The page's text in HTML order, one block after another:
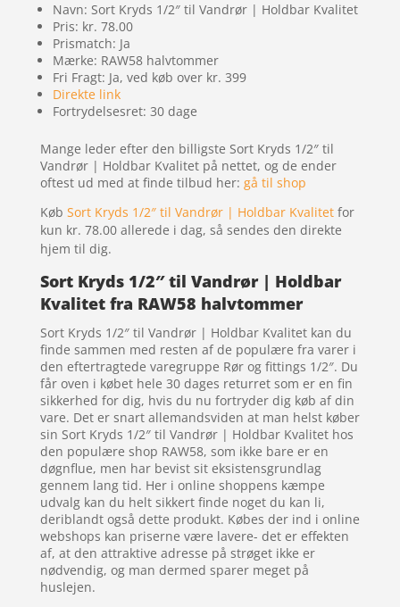
Navn: Sort Kryds 1/2″ til Vandrør | Holdbar Kvalitet
Pris: kr. 78.00
Prismatch: Ja
Mærke: RAW58 halvtommer
Fri Fragt: Ja, ved køb over kr. 399
Direkte link
Fortrydelsesret: 30 dage
Mange leder efter den billigste Sort Kryds 1/2″ til
Vandrør | Holdbar Kvalitet på nettet, og de ender
oftest ud med at finde tilbud her: gå til shop
Køb Sort Kryds 1/2″ til Vandrør | Holdbar Kvalitetfor
kun kr. 78.00 allerede i dag, så sendes den direkte
hjem til dig.
Sort Kryds 1/2″ til Vandrør | Holdbar
Kvalitet fra RAW58 halvtommer
Sort Kryds 1/2″ til Vandrør | Holdbar Kvalitet kan du
finde sammen med resten af de populære fra varer i
den eftertragtede varegruppe Rør og fittings 1/2″. Du
får oven i købet hele 30 dages returret som er en fin
sikkerhed for dig, hvis du nu fortryder dig køb af din
vare. Det er snart allemandsviden at man helst køber
sin Sort Kryds 1/2″ til Vandrør | Holdbar Kvalitet hos
den populære shop RAW58, som ikke bare er en
døgnflue, men har bevist sit eksistensgrundlag
gennem lang tid. Her i online shoppens kæmpe
udvalg kan du helt sikkert finde noget du kan li,
deriblandt også dette produkt. Købes der ind i online
webshops kan priserne være lavere- det er effekten
af, at den attraktive adresse på strøget ikke er
nødvendig, og man dermed sparer meget på
huslejen.